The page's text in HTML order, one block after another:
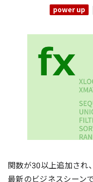
関数が30以上追加され
最新のビジネスシーン